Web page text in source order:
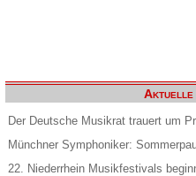
Aktuelle
Der Deutsche Musikrat trauert um
Münchner Symphoniker:
22. Niederrhein Musikfestivals